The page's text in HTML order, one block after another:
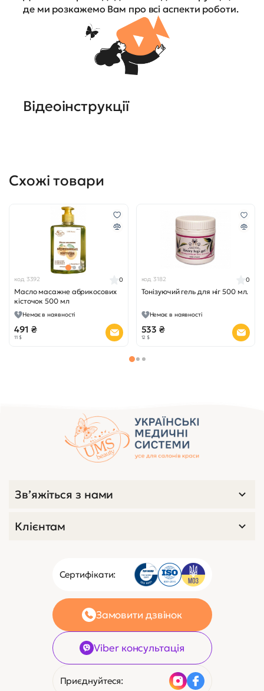
де ми розкажемо Вам про всі аспекти роботи.
Відеоінструкції
Схожі товари
код 3392
Масло масажне абрикосових
кісточок 500 мл
0
Немає в наявності
491 ₴
11 $
код 3182
Тонізуючий гель для ніг 500 мл.
0
Немає в наявності
533 ₴
12 $
Сертифікати:
Замовити дзвінок
Viber консультація
Приєднуйтеся:
Зв’яжіться з нами
Клієнтам